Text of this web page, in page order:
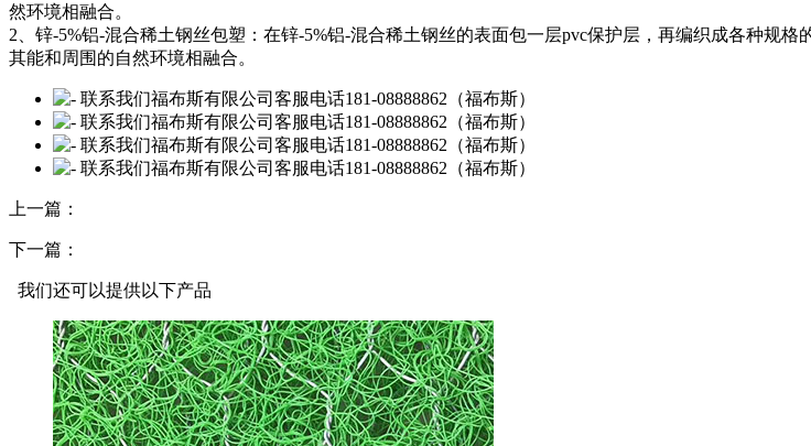
然环境相融合。
2、锌-5%铝-混合稀土钢丝包塑：在锌-5%铝-混合稀土钢丝的表面包一层pvc保护层，再编织成各种规
其能和周围的自然环境相融合。
上一篇：
下一篇：
我们还可以提供以下产品